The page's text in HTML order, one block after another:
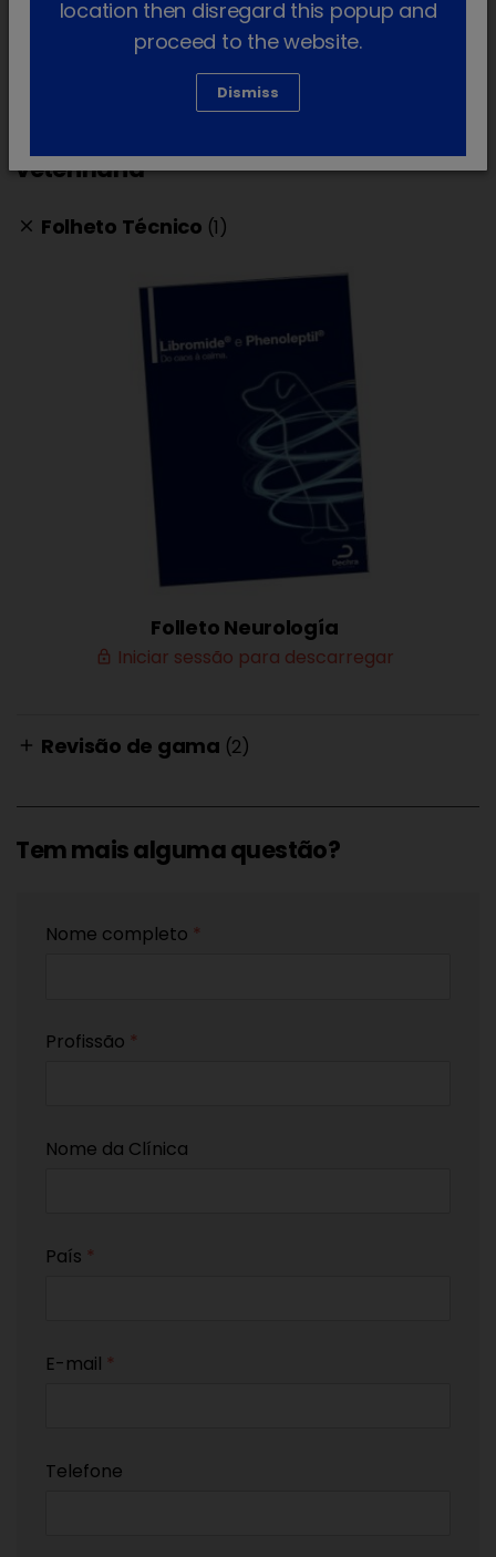
Pedir mais informação
veterinária
clear Folheto Técnico (1)
Folleto Neurología
lock_outline Iniciar sessão para descarregar
add Revisão de gama (2)
Tem mais alguma questão?
Nome completo *
Profissão *
Nome da Clínica
País *
E-mail *
Telefone
location then disregard this popup and
proceed to the website.
Dismiss